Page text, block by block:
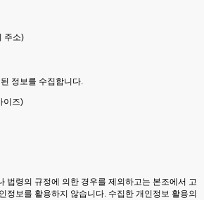
주소)
정보를 수집합니다.
이즈)
법령의 규정에 의한 경우를 제외하고는 본조에서 고
정보를 활용하지 않습니다. 수집한 개인정보 활용의